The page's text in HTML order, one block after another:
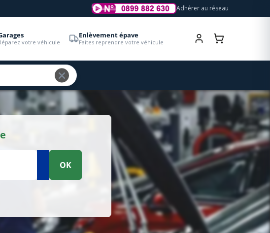
Adhérer au réseau
votre véhicule
Enlèvement épave
Faites reprendre votre véhicule
OK